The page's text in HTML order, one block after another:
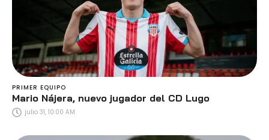
PRIMER EQUIPO
Mario Nájera, nuevo jugador del CD Lugo
julio 31, 10:00 AM